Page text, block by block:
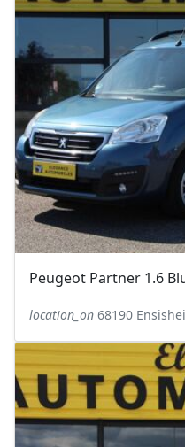
Peugeot Partner 1.6
location_on 68190